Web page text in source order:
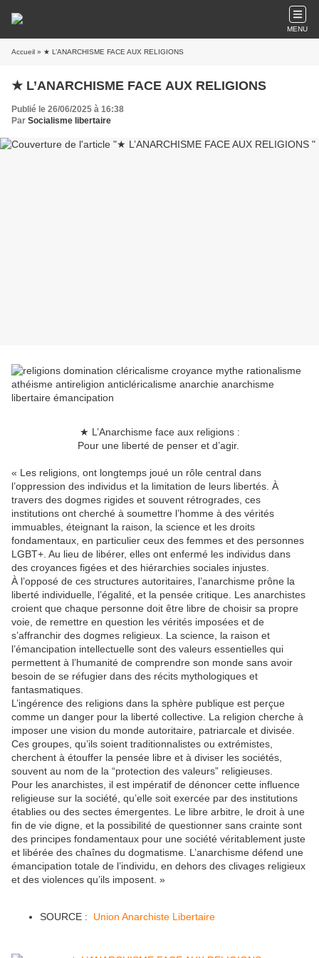
MENU
Accueil » ★ L’ANARCHISME FACE AUX RELIGIONS
★ L’ANARCHISME FACE AUX RELIGIONS
Publié le 26/06/2025 à 16:38
Par Socialisme libertaire
★ L’Anarchisme face aux religions :
Pour une liberté de penser et d’agir.
« Les religions, ont longtemps joué un rôle central dans
l’oppression des individus et la limitation de leurs libertés. À
travers des dogmes rigides et souvent rétrogrades, ces
institutions ont cherché à soumettre l’homme à des vérités
immuables, éteignant la raison, la science et les droits
fondamentaux, en particulier ceux des femmes et des personnes
LGBT+. Au lieu de libérer, elles ont enfermé les individus dans
des croyances figées et des hiérarchies sociales injustes.
À l’opposé de ces structures autoritaires, l’anarchisme prône la
liberté individuelle, l’égalité, et la pensée critique. Les anarchistes
croient que chaque personne doit être libre de choisir sa propre
voie, de remettre en question les vérités imposées et de
s’affranchir des dogmes religieux. La science, la raison et
l’émancipation intellectuelle sont des valeurs essentielles qui
permettent à l’humanité de comprendre son monde sans avoir
besoin de se réfugier dans des récits mythologiques et
fantasmatiques.
L’ingérence des religions dans la sphère publique est perçue
comme un danger pour la liberté collective. La religion cherche à
imposer une vision du monde autoritaire, patriarcale et divisée.
Ces groupes, qu’ils soient traditionnalistes ou extrémistes,
cherchent à étouffer la pensée libre et à diviser les sociétés,
souvent au nom de la “protection des valeurs” religieuses.
Pour les anarchistes, il est impératif de dénoncer cette influence
religieuse sur la société, qu’elle soit exercée par des institutions
établies ou des sectes émergentes. Le libre arbitre, le droit à une
fin de vie digne, et la possibilité de questionner sans crainte sont
des principes fondamentaux pour une société véritablement juste
et libérée des chaînes du dogmatisme. L’anarchisme défend une
émancipation totale de l’individu, en dehors des clivages religieux
et des violences qu’ils imposent. »
SOURCE : Union Anarchiste Libertaire